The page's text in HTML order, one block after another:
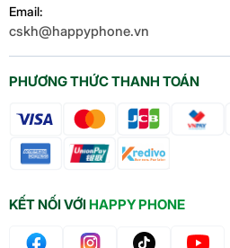
PHƯƠNG THỨC THANH TOÁN
KẾT NỐI VỚIHAPPY PHONE
Email:
cskh@happyphone.vn